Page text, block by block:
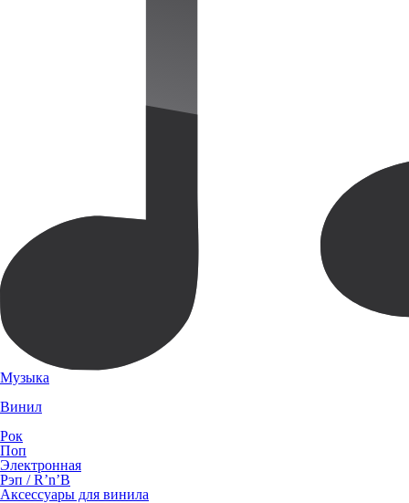
Музыка
Винил
Рок
Поп
Электронная
Рэп / R’n’B
Аксессуары для винила